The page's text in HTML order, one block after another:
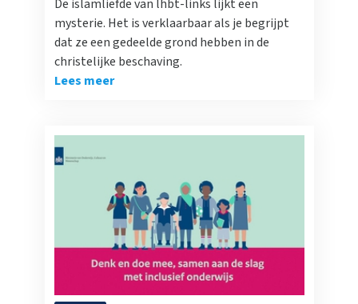
De islamliefde van lhbt-links lijkt een
mysterie. Het is verklaarbaar als je begrijpt
dat ze een gedeelde grond hebben in de
christelijke beschaving.
Lees meer